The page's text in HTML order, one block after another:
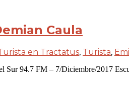
Caula
en Tractatus, Turista,
Sur 94.7 FM – 7/Diciembre/2017